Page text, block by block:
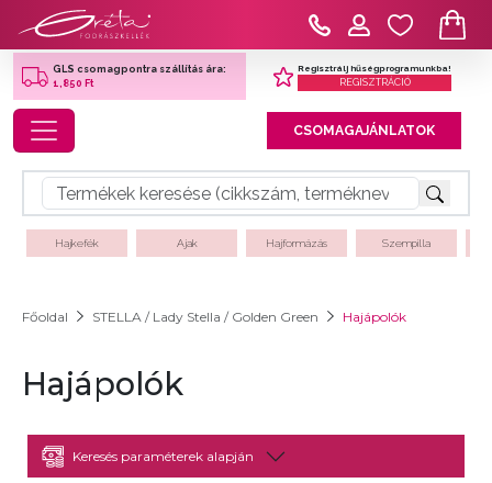
GLS csomagpontra szállítás ára:
1,850 Ft
Regisztrálj hűségprogramunkba!
REGISZTRÁCIÓ
Toggle navigation CSOMAGAJÁNLATOK
Hajkefék Ajak Hajformázás Szempilla
Főoldal STELLA / Lady Stella / Golden Green Hajápolók
Hajápolók
Keresés paraméterek alapján